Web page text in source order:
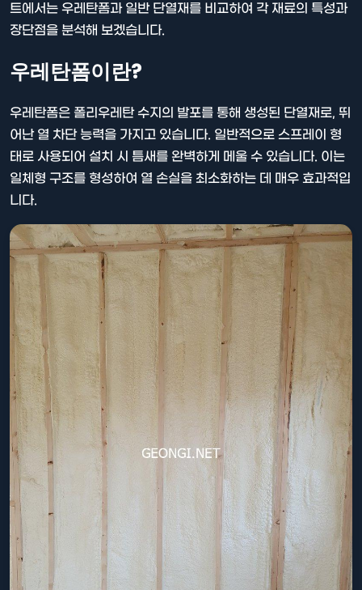
트에서는 우레탄폼과 일반 단열재를 비교하여 각 재료의 특성과
장단점을 분석해 보겠습니다.
우레탄폼이란?
우레탄폼은 폴리우레탄 수지의 발포를 통해 생성된 단열재로, 뛰
어난 열 차단 능력을 가지고 있습니다. 일반적으로 스프레이 형
태로 사용되어 설치 시 틈새를 완벽하게 메울 수 있습니다. 이는
일체형 구조를 형성하여 열 손실을 최소화하는 데 매우 효과적입
니다.